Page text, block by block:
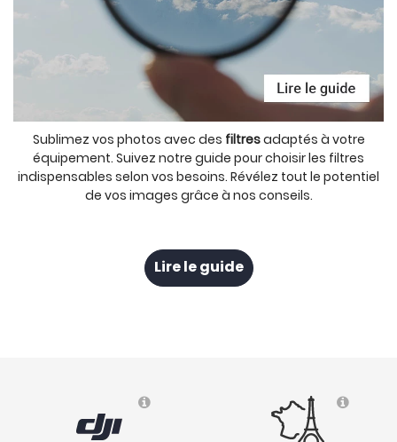
Sublimez vos photos avec des filtresadaptés à votre
équipement. Suivez notre guide pour choisir les filtres
indispensables selon vos besoins. Révélez tout le potentiel
de vos images grâce à nos conseils.
Lire le guide